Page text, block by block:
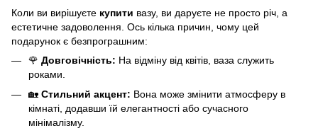
Коли ви вирішуєте купити вазу, ви даруєте не просто річ, а
естетичне задоволення. Ось кілька причин, чому цей
подарунок є безпрограшним:
🌹 Довговічність: На відміну від квітів, ваза служить
роками.
🏡 Стильний акцент: Вона може змінити атмосферу в
кімнаті, додавши їй елегантності або сучасного
мінімалізму.